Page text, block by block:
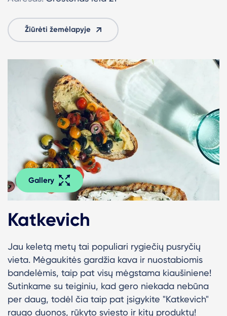
Žiūrėti žemėlapyje
Gallery
Katkevich
Jau keletą metų tai populiari rygiečių pusryčių
vieta. Mėgaukitės gardžia kava ir nuostabiomis
bandelėmis, taip pat visų mėgstama kiaušiniene!
Sutinkame su teiginiu, kad gero niekada nebūna
per daug, todėl čia taip pat įsigykite "Katkevich"
raugo duonos, rūkyto sviesto ir kitų produktų!